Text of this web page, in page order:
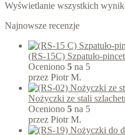
Wyświetlanie wszystkich
Najnowsze recenzje
(RS-15C) Szpatuło-
Oceniono 5 na 5
przez Piotr M.
Nożyczki ze stali
Oceniono 5 na 5
przez Piotr M.